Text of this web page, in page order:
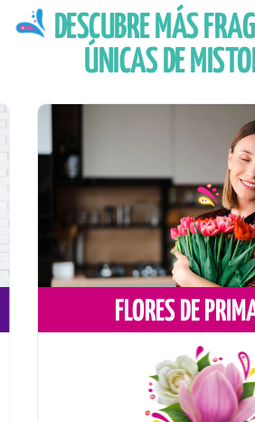
DESCUBRE MÁS
ÚNICAS DE
FLORES DE